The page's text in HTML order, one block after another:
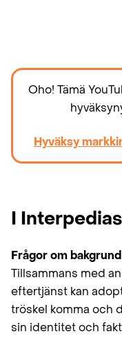
Oho! Tämä
Hyväksy
I
Frågor om
Tillsammans med
eftertjänst kan
tröskel komma och
sin identitet och